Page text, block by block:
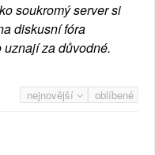
soukromý server si
diskusní fóra
za důvodné.
nejnovější oblíbené